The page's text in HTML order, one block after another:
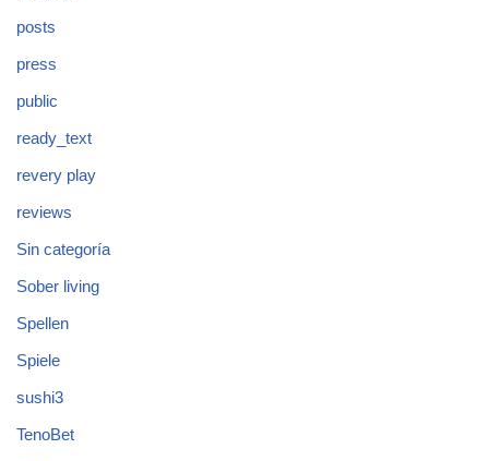
posts
press
public
ready_text
revery play
reviews
Sin categoría
Sober living
Spellen
Spiele
sushi3
TenoBet